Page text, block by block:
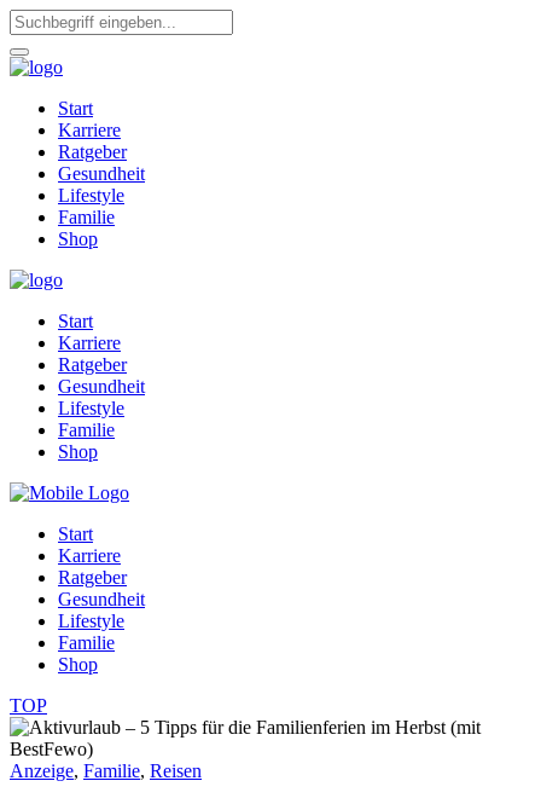
Start
Karriere
Ratgeber
Gesundheit
Lifestyle
Familie
Shop
Start
Karriere
Ratgeber
Gesundheit
Lifestyle
Familie
Shop
Start
Karriere
Ratgeber
Gesundheit
Lifestyle
Familie
Shop
TOP
Anzeige, Familie, Reisen